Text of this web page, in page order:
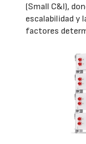
(Small C&I),
escalabilidad y
factores